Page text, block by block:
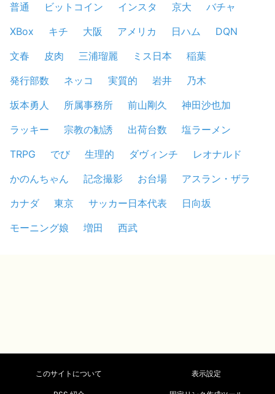
普通
ビットコイン インスタ 京大
バチャ
XBox
キチ 大阪 アメリカ 日ハム
DQN
文春
皮肉 三浦瑠麗 ミス日本
稲葉
発行部数
ネッコ 実質的 岩井
乃木
坂本勇人
所属事務所 前山剛久
神田沙也加
ラッキー
宗教の勧誘 出荷台数
塩ラーメン
TRPG
でび 生理的 ダヴィンチ
レオナルド
かのんちゃん
記念撮影 お台場
アスラン・ザラ
カナダ
東京 サッカー日本代表
日向坂
モーニング娘
増田 西武
このサイトについて 表示設定